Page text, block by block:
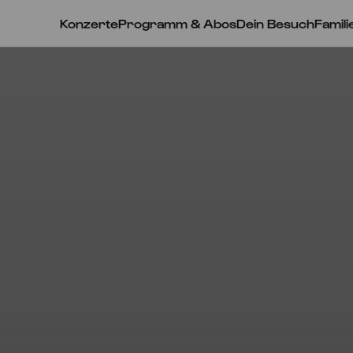
KonzerteProgramm & AbosDein Besuch